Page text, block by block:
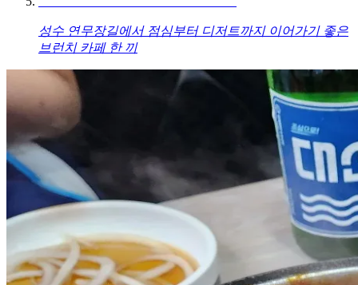
성수 연무장길에서 점심부터 디저트까지 이어가기 좋은
브런치 카페 한 끼